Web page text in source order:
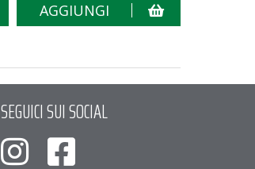
AGGIUNGI
SEGUICI SUI SOCIAL